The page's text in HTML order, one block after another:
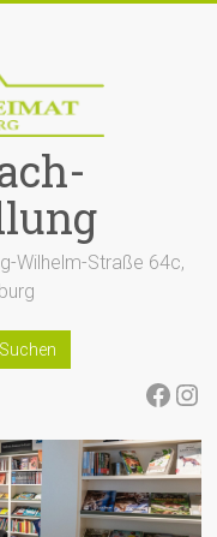
Wilhelm-Straße 64c,